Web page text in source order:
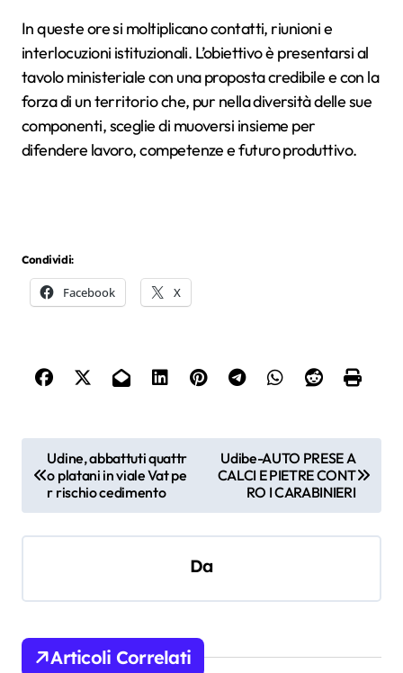
In queste ore si moltiplicano contatti, riunioni e
interlocuzioni istituzionali. L’obiettivo è presentarsi al
tavolo ministeriale con una proposta credibile e con la
forza di un territorio che, pur nella diversità delle sue
componenti, sceglie di muoversi insieme per
difendere lavoro, competenze e futuro produttivo.
Condividi:
Facebook X
a
v
i
a
Udine, abbattuti quattr
o platani in viale Vat pe
r rischio cedimento
Udibe-AUTO PRESE A
CALCI E PIETRE CONT
RO I CARABINIERI
Da
Articoli Correlati